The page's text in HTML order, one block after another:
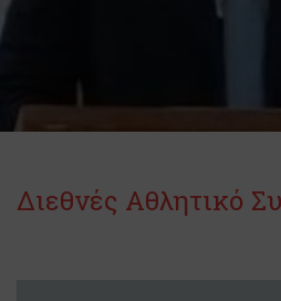
Διεθνές Αθλητικό